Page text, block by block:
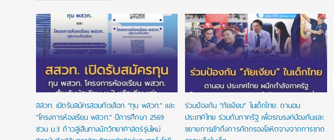
สสวท. เปิดรับสมัครสอบคัดเลือก “ทุน พสวท.” และ
“โครงการห้องเรียน พสวท.” ปีการศึกษา 2569
ชวน ม.3 ก้าวสู่เส้นทางนักวิทยาศาสตร์รุ่นใหม่
ร่วมป้องกัน “ภัยเงียบ” ในเด็กไทย: ดานอน
ประเทศไทย ร่วมกับภาครัฐ เพื่อรณรงค์ป้องกันและ
ขยายการเข้าถึงการคัดกรองโลหิตจางจากการขาด